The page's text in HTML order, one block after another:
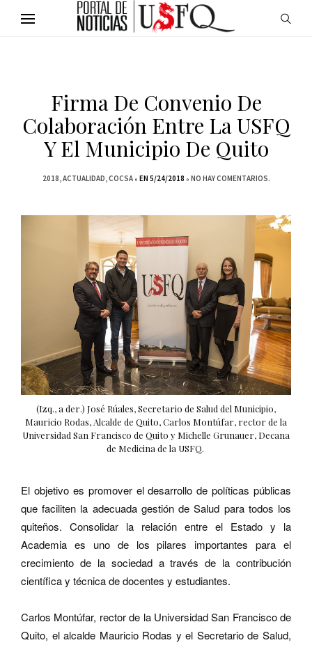
Firma De Convenio De
Colaboración Entre La USFQ
Y El Municipio De Quito
2018 ACTUALIDAD COCSA EN 5/24/2018 NO HAY COMENTARIOS.
(Izq., a der.) José Rúales, Secretario de Salud del Municipio,
Mauricio Rodas, Alcalde de Quito, Carlos Montúfar, rector de la
Universidad San Francisco de Quito y Michelle Grunauer, Decana
de Medicina de la USFQ.
El objetivo es promover el desarrollo de políticas públicas
que faciliten la adecuada gestión de Salud para todos los
quiteños. Consolidar la relación entre el Estado y la
Academia es uno de los pilares importantes para el
crecimiento de la sociedad a través de la contribución
científica y técnica de docentes y estudiantes.
Carlos Montúfar, rector de la Universidad San Francisco de
Quito, el alcalde Mauricio Rodas y el Secretario de Salud,